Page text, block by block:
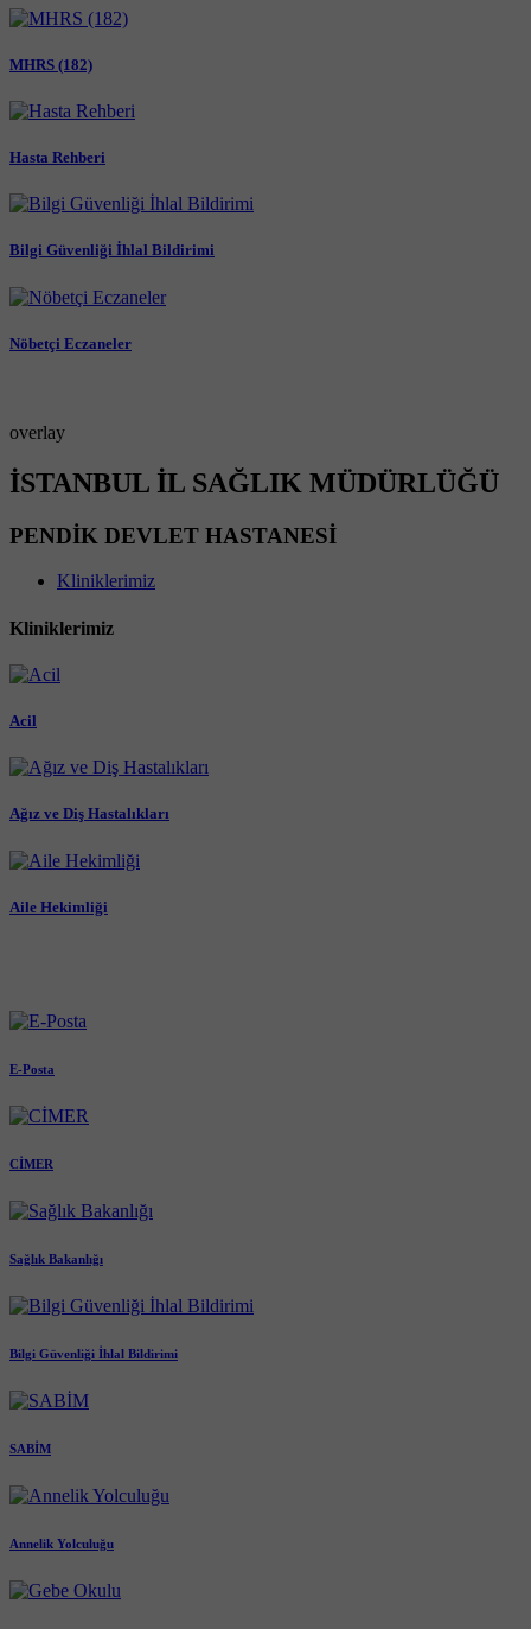
MHRS (182)
Hasta Rehberi
Bilgi Güvenliği İhlal Bildirimi
Nöbetçi Eczaneler
overlay
İSTANBUL İL SAĞLIK MÜDÜRLÜĞÜ
PENDİK DEVLET HASTANESİ
Kliniklerimiz
Kliniklerimiz
Acil
Ağız ve Diş Hastalıkları
Aile Hekimliği
E-Posta
CİMER
Sağlık Bakanlığı
Bilgi Güvenliği İhlal Bildirimi
SABİM
Annelik Yolculuğu